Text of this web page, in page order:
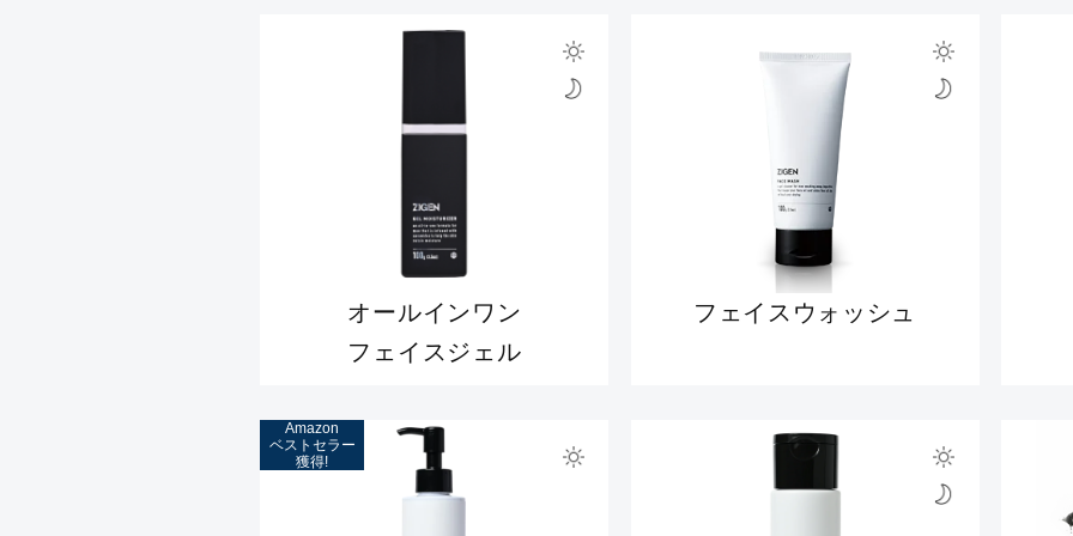
オールインワン
フェイスジェル
フェイスウォッシュ
Amazon
ベストセラー
獲得!